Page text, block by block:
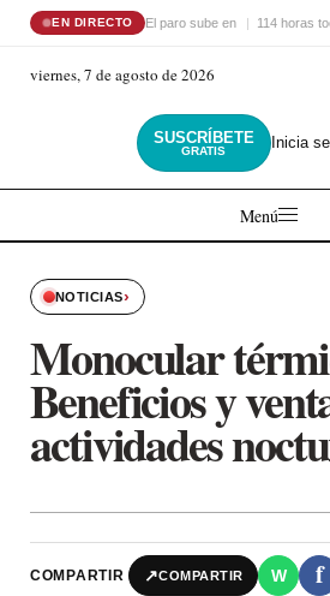
EN DIRECTO El paro sube en 114 horas
viernes, 7 de agosto de 2026
SUSCRÍBETE
GRATIS Inicia
Menú
NOTICIAS›
Monocular
Beneficios y
actividades
COMPARTIR ↗COMPARTIR W f